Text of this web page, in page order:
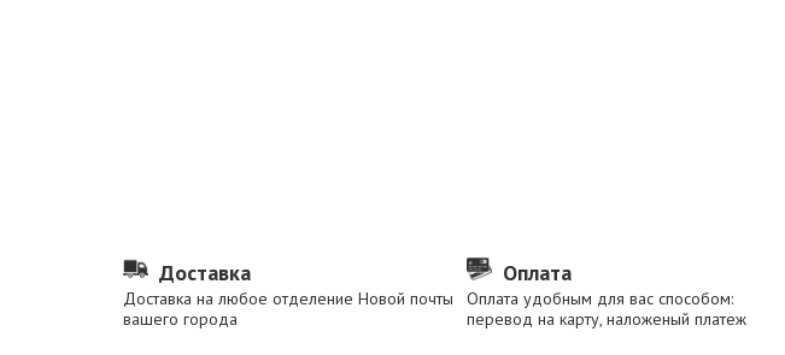
Доставка
Доставка на любое отделение Новой почты
вашего города
Оплата
Оплата удобным для вас способом:
перевод на карту, наложеный платеж